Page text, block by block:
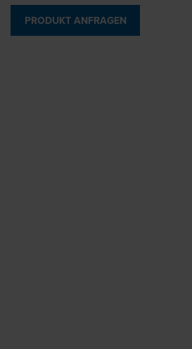
PRODUKT ANFRAGEN